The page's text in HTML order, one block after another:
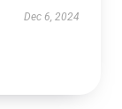
Dec 6, 2024